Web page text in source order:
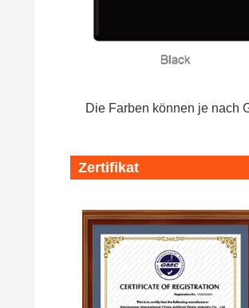
Die Farben können je nach
Zertifikat